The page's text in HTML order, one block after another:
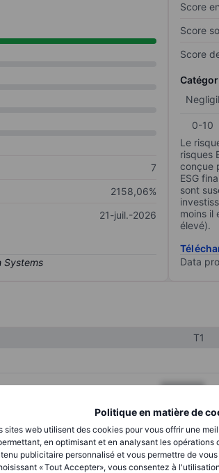
Politique en matière de
sites web utilisent des cookies pour vous offrir une
en optimisant et en analysant les opérations
publicitaire personnalisé et vous permettre de
« Tout Accepter», vous consentez à
7
2158,06%
21-juil.-2026
Score
Score
Score
0-10
Le
risques
conçue
ESG
sont
moins il
élevé).
Data
T1
XXXXXXX
XXXXXXX
XXXXXXX